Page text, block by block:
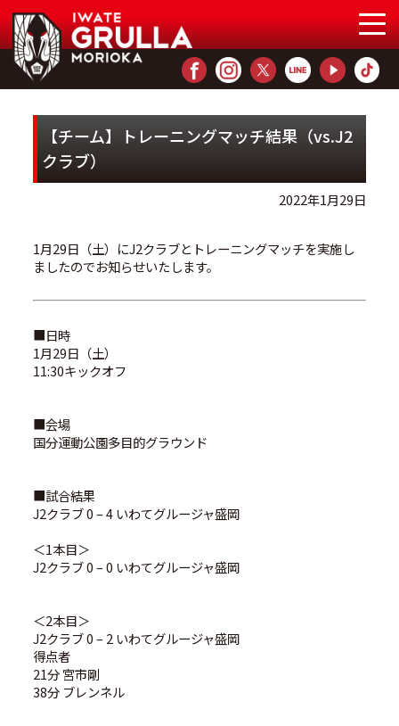
【チーム】トレーニングマッチ結果（vs.J2
クラブ）
2022年1月29日
1月29日（土）にJ2クラブとトレーニングマッチを実施し
ましたのでお知らせいたします。
■日時
1月29日（土）
11:30キックオフ
■会場
国分運動公園多目的グラウンド
■試合結果
J2クラブ 0 – 4 いわてグルージャ盛岡
＜1本目＞
J2クラブ 0 – 0 いわてグルージャ盛岡
＜2本目＞
J2クラブ 0 – 2 いわてグルージャ盛岡
得点者
21分 宮市剛
38分 ブレンネル